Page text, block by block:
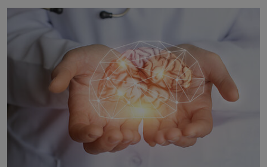
král. Nebo že by ne? Mongolové od roku 1223
postupují podél Kaspického a Azovského moře,